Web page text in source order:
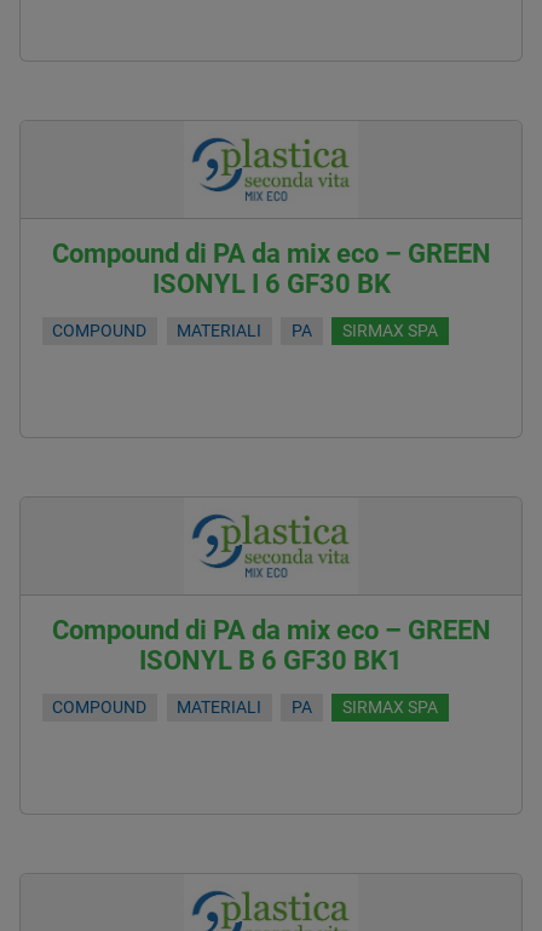
Compound di PA da mix eco – GREEN
ISONYL I 6 GF30 BK
COMPOUND MATERIALI PA SIRMAX SPA
Compound di PA da mix eco – GREEN
ISONYL B 6 GF30 BK1
COMPOUND MATERIALI PA SIRMAX SPA